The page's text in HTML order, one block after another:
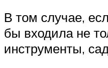
В том случае,
бы входила не
инструменты,